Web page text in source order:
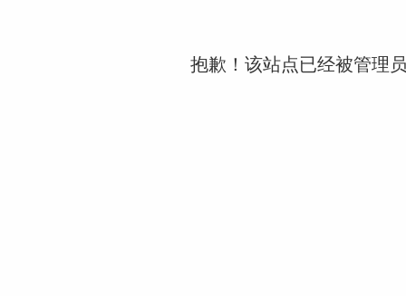
抱歉！该站点已经被管理